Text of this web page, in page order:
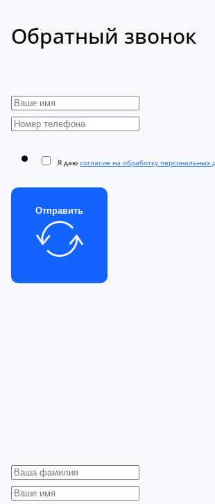
Обратный звонок
Я даю согласие на обработку персональных
Отправить